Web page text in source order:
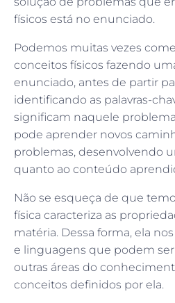
físicos está no enunciado.
Podemos muitas vezes
conceitos físicos fazendo
enunciado, antes de partir
identificando as palavras-
significam naquele
pode aprender novos
problemas, desenvolvendo
quanto ao conteúdo
Não se esqueça de que
física caracteriza as
matéria. Dessa forma, ela
e linguagens que podem
outras áreas do
conceitos definidos por ela.